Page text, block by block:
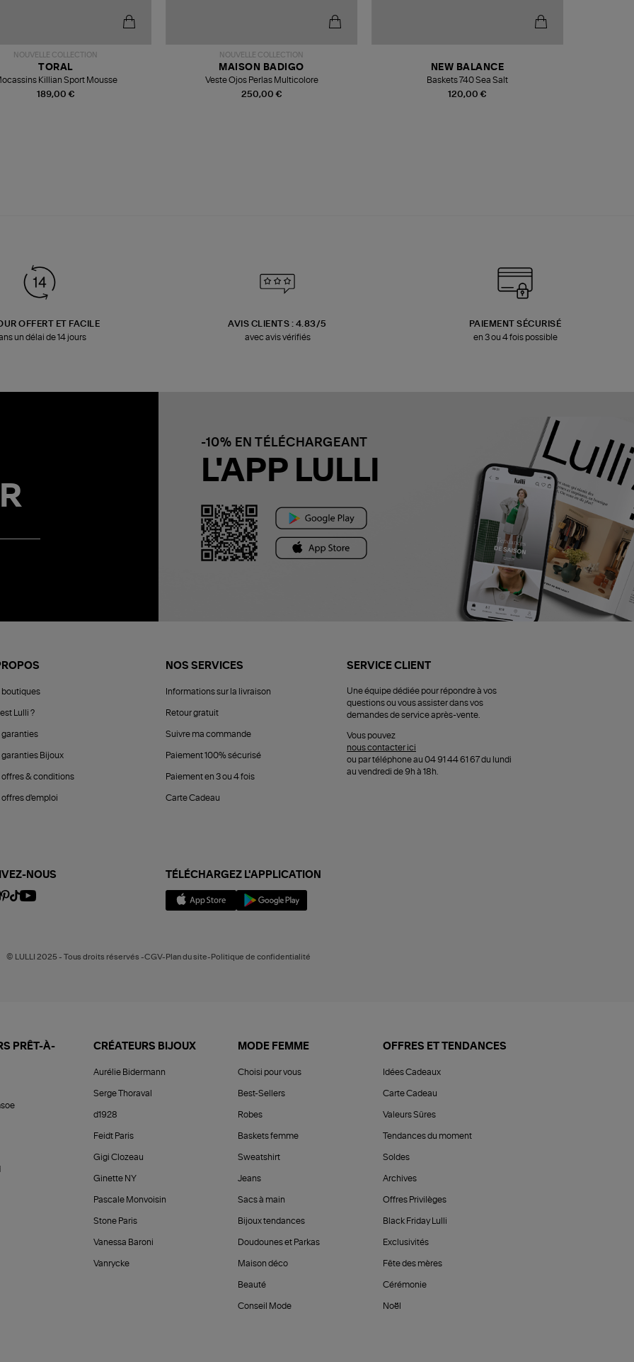
NOUVELLE COLLECTION
189,00 €
TORAL
Killian Sport Mousse
NOUVELLE COLLECTION
250,00 €
MAISON BADIGO
Veste Ojos Perlas Multicolore
120,00 €
NEW BALANCE
Baskets 740 Sea Salt
OFFERT ET FACILE
un délai de 14 jours
AVIS CLIENTS : 4.83/5
avec avis vérifiés
PAIEMENT SÉCURISÉ
en 3 ou 4 fois possible
-10% EN TÉLÉCHARGEANT
L'APP LULLI
boutiques
Lulli ?
garanties
garanties Bijoux
offres & conditions
offres d'emploi
NOS SERVICES
Informations sur la livraison
Retour gratuit
Suivre ma commande
Paiement 100% sécurisé
Paiement en 3 ou 4 fois
Carte Cadeau
SERVICE CLIENT
Une équipe dédiée pour répondre à vos
questions ou vous assister dans vos
demandes de service après-vente.
Vous pouvez
nous contacter ici
ou par téléphone au 04 91 44 61 67 du lundi
au vendredi de 9h à 18h.
NOUS TÉLÉCHARGEZ L'APPLICATION
© LULLI 2025 - Tous droits réservés -CGV-Plan du site-Politique de confidentialité
PRÊT-À-
CRÉATEURS BIJOUX
Aurélie Bidermann
Serge Thoraval
d1928
Feidt Paris
Gigi Clozeau
Ginette NY
Pascale Monvoisin
Stone Paris
Vanessa Baroni
Vanrycke
MODE FEMME
Choisi pour vous
Best-Sellers
Robes
Baskets femme
Sweatshirt
Jeans
Sacs à main
Bijoux tendances
Doudounes et Parkas
Maison déco
Beauté
Conseil Mode
OFFRES ET TENDANCES
Idées Cadeaux
Carte Cadeau
Valeurs Sûres
Tendances du moment
Soldes
Archives
Offres Privilèges
Black Friday Lulli
Exclusivités
Fête des mères
Cérémonie
Noël